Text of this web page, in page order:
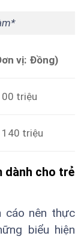
vị: Đồng)
triệu
triệu
dành cho trẻ
cáo nên thực
biểu hiện